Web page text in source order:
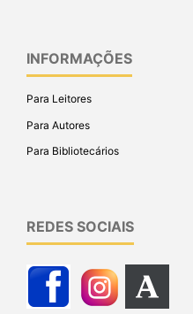
INFORMAÇÕES
Para Leitores
Para Autores
Para Bibliotecários
REDES SOCIAIS